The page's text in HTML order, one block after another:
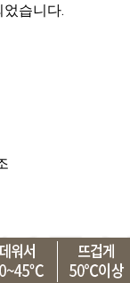
습니다.